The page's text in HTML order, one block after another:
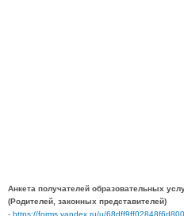
Анкета получателей образовательных
(Родителей, законных представителей)
- https://forms.yandex.ru/u/